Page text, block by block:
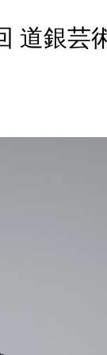
道銀芸